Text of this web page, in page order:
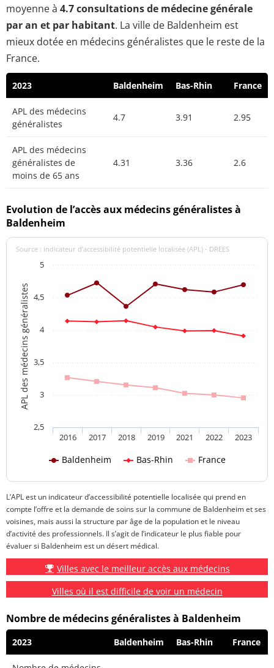
moyenne à 4.7 consultations de médecine générale
par an et par habitant. La ville de Baldenheim est
mieux dotée en médecins généralistes que le reste de la
France.
2023 Baldenheim Bas-Rhin France
APL des médecins
généralistes
4.7 3.91 2.95
APL des médecins
généralistes de
moins de 65 ans
4.31 3.36 2.6
Evolution de l’accès aux médecins généralistes à
Baldenheim
APL des médecins généralistes
Source : indicateur d’accessibilité potentielle localisée (APL) - DREES
Baldenheim Bas-Rhin France
2016 2017 2018 2019 2021 2022 2023
2,5
3
3,5
4
4,5
5
L’APL est un indicateur d’accessibilité potentielle localisée qui prend en
compte l’offre et la demande de soins sur la commune de Baldenheim et ses
voisines, mais aussi la structure par âge de la population et le niveau
d’activité des professionnels. Il s’agit de l’indicateur le plus fiable pour
évaluer si Baldenheim est un désert médical.
Villes avec le meilleur accès aux médecins
Villes où il est difficile de voir un médecin
Nombre de médecins généralistes à Baldenheim
2023 Baldenheim Bas-Rhin France